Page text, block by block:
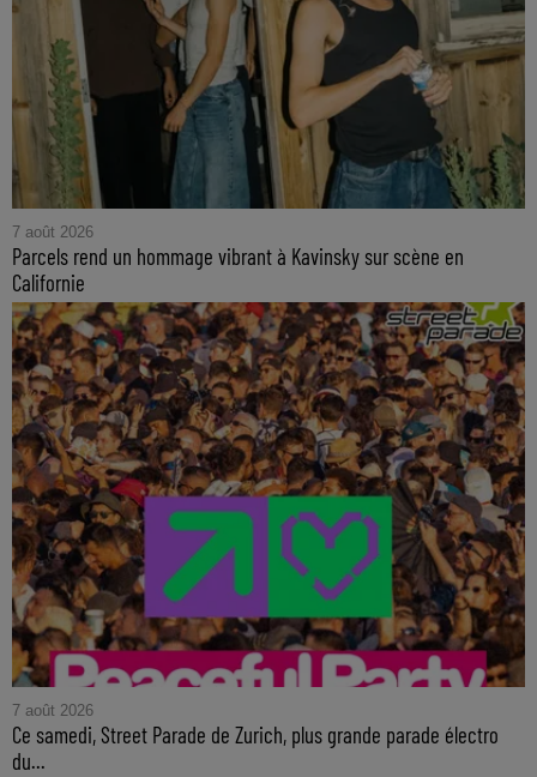
7 août 2026
Parcels rend un hommage vibrant à Kavinsky sur scène en
Californie
7 août 2026
Ce samedi, Street Parade de Zurich, plus grande parade électro
du...